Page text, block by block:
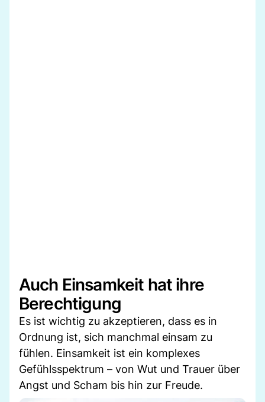
Auch Einsamkeit hat ihre
Berechtigung
Es ist wichtig zu akzeptieren, dass es in
Ordnung ist, sich manchmal einsam zu
fühlen. Einsamkeit ist ein komplexes
Gefühlsspektrum – von Wut und Trauer über
Angst und Scham bis hin zur Freude.